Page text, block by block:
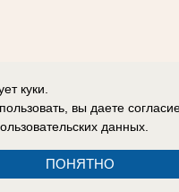
куки.
вы даете
данных.
ПОНЯТНО